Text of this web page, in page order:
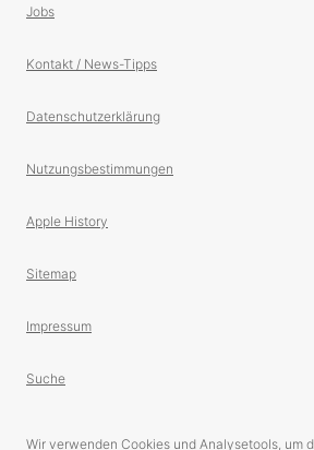
Jobs
Kontakt / News-Tipps
Datenschutzerklärung
Nutzungsbestimmungen
Apple History
Sitemap
Impressum
Suche
Wir verwenden Cookies und Analysetools, um